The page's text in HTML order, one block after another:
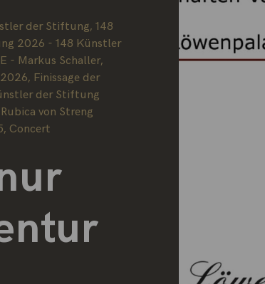
der Stiftung, 148
2026 - 148 Künstler
- Markus Schaller,
, Finissage der
der Stiftung
Rubica von Streng
, Concert